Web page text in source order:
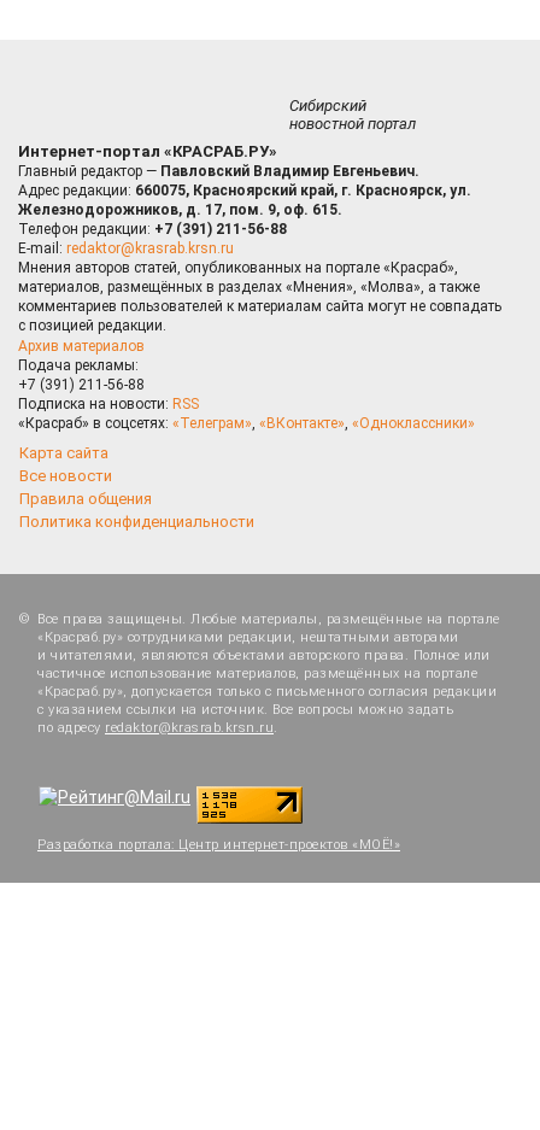
Сибирский
новостной портал
Интернет-портал «КРАСРАБ.РУ»
Главный редактор — Павловский Владимир Евгеньевич.
Адрес редакции: 660075, Красноярский край, г. Красноярск, ул.
Железнодорожников, д. 17, пом. 9, оф. 615.
Телефон редакции: +7 (391) 211-56-88
E-mail: redaktor@krasrab.krsn.ru
Мнения авторов статей, опубликованных на портале «Красраб»,
материалов, размещённых в разделах «Мнения», «Молва», а также
комментариев пользователей к материалам сайта могут не совпадать
с позицией редакции.
Архив материалов
Подача рекламы:
+7 (391) 211-56-88
Подписка на новости: RSS
«Красраб» в соцсетях: «Телеграм», «ВКонтакте», «Одноклассники»
Карта сайта
Все новости
Правила общения
Политика конфиденциальности
Все права защищены. Любые материалы, размещённые на портале
«Красраб.ру» сотрудниками редакции, нештатными авторами
и читателями, являются объектами авторского права. Полное или
частичное использование материалов, размещённых на портале
«Красраб.ру», допускается только с письменного согласия редакции
с указанием ссылки на источник. Все вопросы можно задать
по адресу redaktor@krasrab.krsn.ru
Разработка портала: Центр интернет-проектов «МОЁ!»